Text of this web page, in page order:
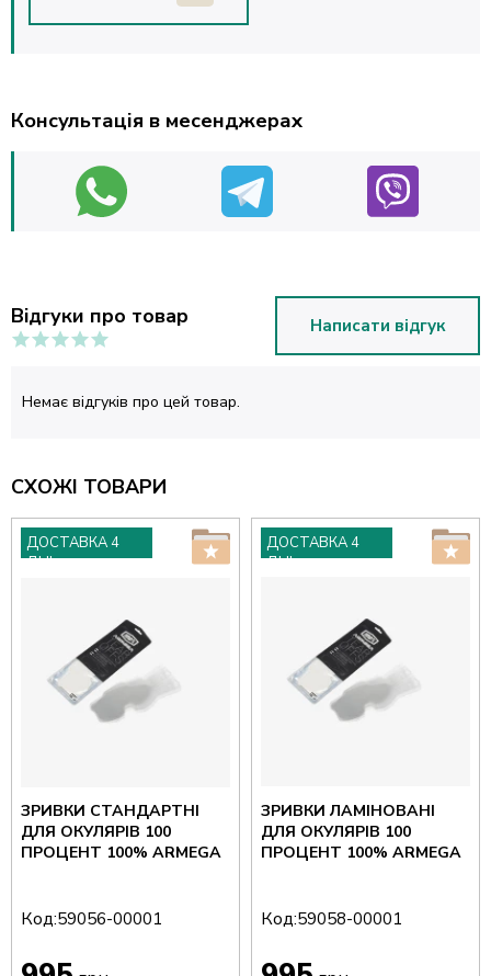
Консультація в месенджерах
Відгуки про товар Написати відгук
Немає відгуків про цей товар.
СХОЖІ ТОВАРИ
ДОСТАВКА 4
ДНІ
ЗРИВКИ СТАНДАРТНІ
ДЛЯ ОКУЛЯРІВ 100
ПРОЦЕНТ 100% ARMEGA
Код:59056-00001
ДОСТАВКА 4
ДНІ
ЗРИВКИ ЛАМІНОВАНІ
ДЛЯ ОКУЛЯРІВ 100
ПРОЦЕНТ 100% ARMEGA
Код:59058-00001